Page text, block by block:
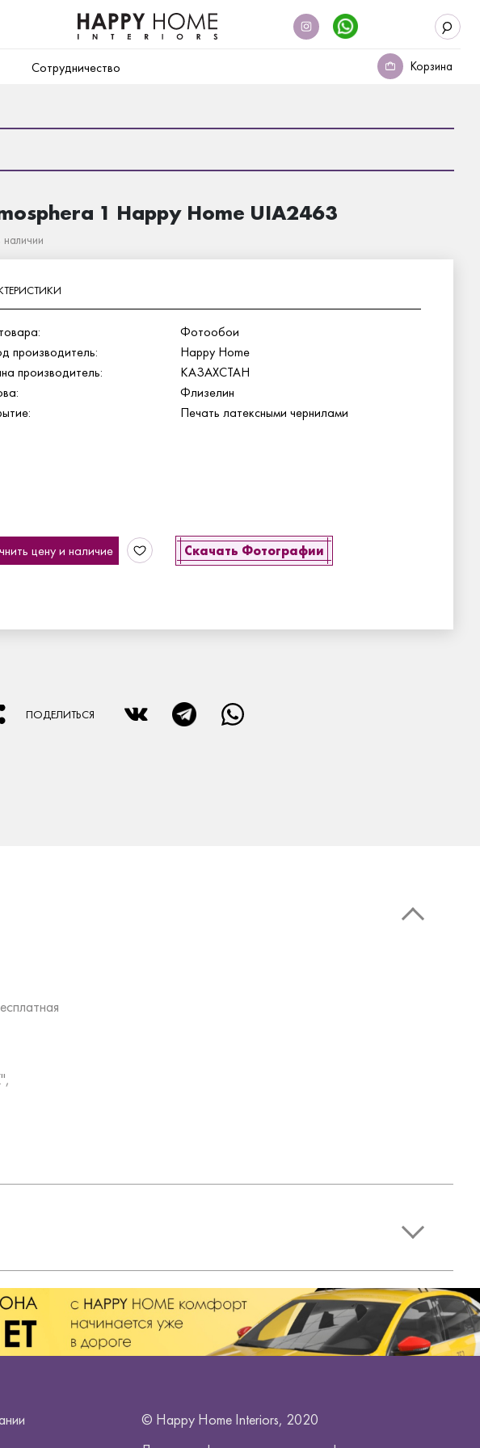
Сотрудничество Корзина
1 Happy Home UIA2463
Фотообои
производитель:
Happy Home
производитель:
КАЗАХСТАН
Флизелин
Печать латексными чернилами
цену и наличие Скачать Фотографии
ПОДЕЛИТЬСЯ
© Happy Home Interiors, 2020